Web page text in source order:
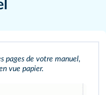
pages de votre manuel,
vue papier.